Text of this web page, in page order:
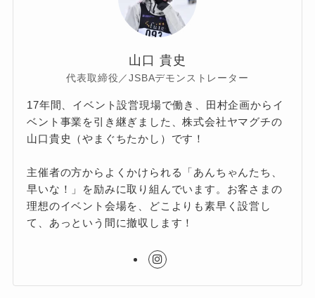
山口 貴史
代表取締役／JSBAデモンストレーター
17年間、イベント設営現場で働き、田村企画からイ
ベント事業を引き継ぎました、株式会社ヤマグチの
山口貴史（やまぐちたかし）です！
主催者の方からよくかけられる「あんちゃんたち、
早いな！」を励みに取り組んでいます。お客さまの
理想のイベント会場を、どこよりも素早く設営し
て、あっという間に撤収します！